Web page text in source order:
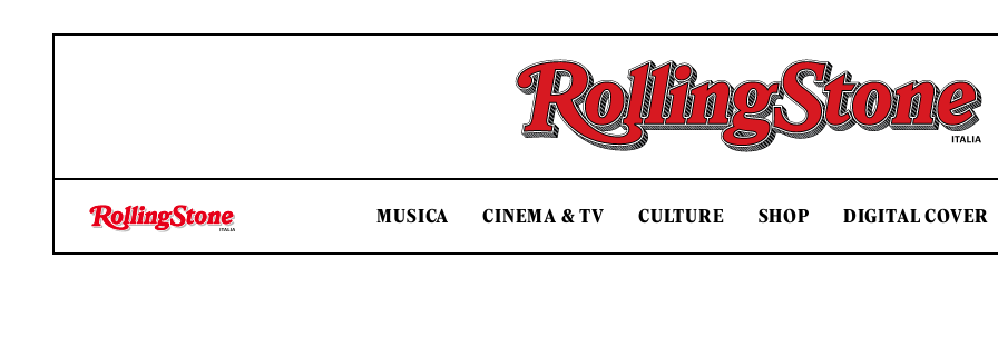
Rolling Stone Italia
MUSICA CINEMA & TV CULTURE SHOP DIGITAL COVER